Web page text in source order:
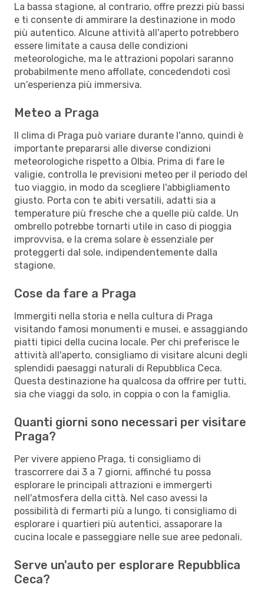
La bassa stagione, al contrario, offre prezzi più bassi
e ti consente di ammirare la destinazione in modo
più autentico. Alcune attività all'aperto potrebbero
essere limitate a causa delle condizioni
meteorologiche, ma le attrazioni popolari saranno
probabilmente meno affollate, concedendoti così
un'esperienza più immersiva.
Meteo a Praga
Il clima di Praga può variare durante l'anno, quindi è
importante prepararsi alle diverse condizioni
meteorologiche rispetto a Olbia. Prima di fare le
valigie, controlla le previsioni meteo per il periodo del
tuo viaggio, in modo da scegliere l'abbigliamento
giusto. Porta con te abiti versatili, adatti sia a
temperature più fresche che a quelle più calde. Un
ombrello potrebbe tornarti utile in caso di pioggia
improvvisa, e la crema solare è essenziale per
proteggerti dal sole, indipendentemente dalla
stagione.
Cose da fare a Praga
Immergiti nella storia e nella cultura di Praga
visitando famosi monumenti e musei, e assaggiando
piatti tipici della cucina locale. Per chi preferisce le
attività all'aperto, consigliamo di visitare alcuni degli
splendidi paesaggi naturali di Repubblica Ceca.
Questa destinazione ha qualcosa da offrire per tutti,
sia che viaggi da solo, in coppia o con la famiglia.
Quanti giorni sono necessari per visitare
Praga?
Per vivere appieno Praga, ti consigliamo di
trascorrere dai 3 a 7 giorni, affinché tu possa
esplorare le principali attrazioni e immergerti
nell'atmosfera della città. Nel caso avessi la
possibilità di fermarti più a lungo, ti consigliamo di
esplorare i quartieri più autentici, assaporare la
cucina locale e passeggiare nelle sue aree pedonali.
Serve un'auto per esplorare Repubblica
Ceca?